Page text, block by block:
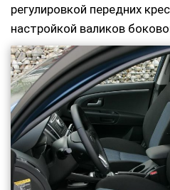
регулировкой передних
настройкой валиков